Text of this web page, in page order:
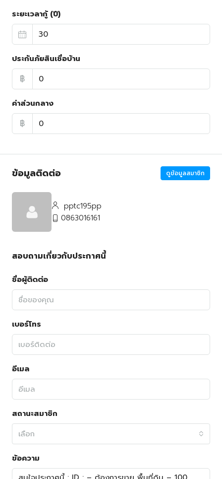
ระยะเวลากู้ (ปี)
ประกันภัยสินเชื่อบ้าน
฿
ค่าส่วนกลาง
฿
ข้อมูลติดต่อ ดูข้อมูลสมาชิก
pptc195pp
0863016161
สอบถามเกี่ยวกับประกาศนี้
ชื่อผู้ติดต่อ
เบอร์โทร
อีเมล
สถานะสมาชิก
เลือก
ข้อความ